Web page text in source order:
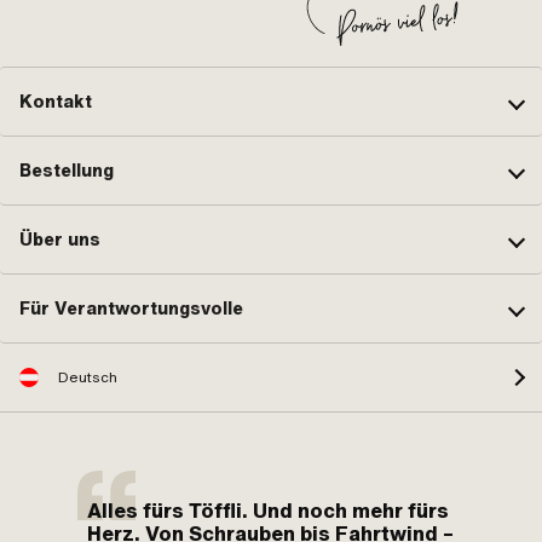
Alternative Ausf. der Puch OEM-Nr.:
Kontakt
Bestellung
Über uns
Für Verantwortungsvolle
Deutsch
Alles fürs Töffli. Und noch mehr fürs
Herz. Von Schrauben bis Fahrtwind –